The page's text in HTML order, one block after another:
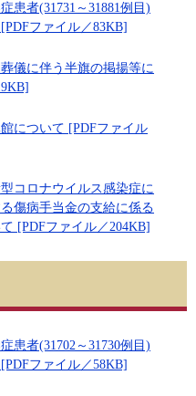
患者(31731～31881例目)
ファイル／83KB]
儀に伴う半旗の掲揚等に
について [PDFファイル
コロナウイルス感染症に
傷病手当金の支給に係る
[PDFファイル／204KB]
患者(31702～31730例目)
ファイル／58KB]